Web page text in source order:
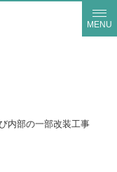
MENU
内部の一部改装工事